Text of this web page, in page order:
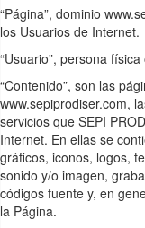
“Página”, dominio
los Usuarios de Internet.
“Usuario”, persona
“Contenido”, son las
www.sepiprodiser.com,
servicios que SEPI
Internet. En ellas se
gráficos, iconos, logos,
sonido y/o imagen,
códigos fuente y, en
la Página.